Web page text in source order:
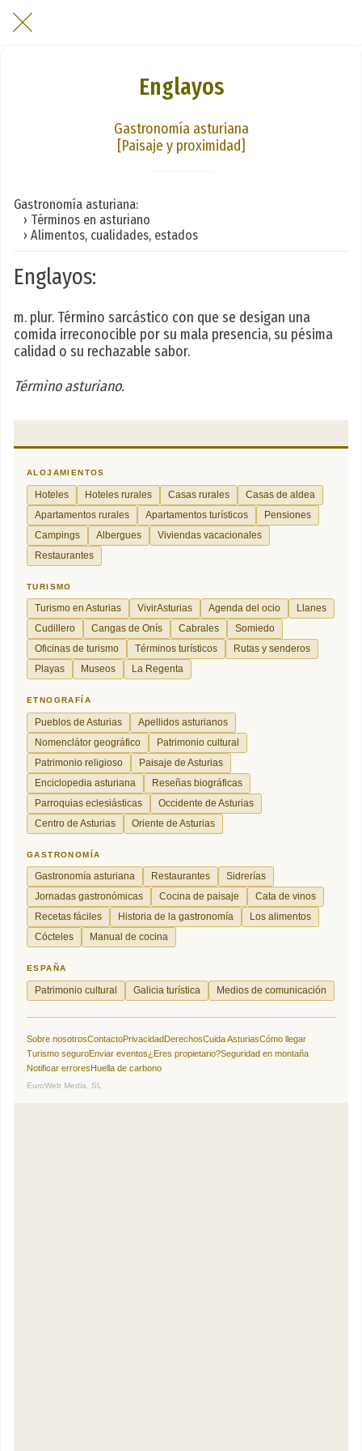
Englayos
Gastronomía asturiana
[Paisaje y proximidad]
Gastronomía asturiana:
› Términos en asturiano
› Alimentos, cualidades, estados
Englayos:
m. plur. Término sarcástico con que se desigan una
comida irreconocible por su mala presencia, su pésima
calidad o su rechazable sabor.
Término asturiano.